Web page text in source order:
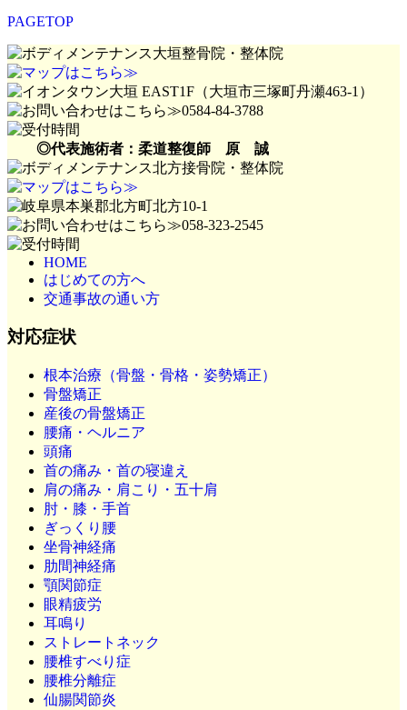
PAGETOP
◎代表施術者：柔道整復師 原 誠
HOME
はじめての方へ
交通事故の通い方
対応症状
根本治療（骨盤・骨格・姿勢矯正）
骨盤矯正
産後の骨盤矯正
腰痛・ヘルニア
頭痛
首の痛み・首の寝違え
肩の痛み・肩こり・五十肩
肘・膝・手首
ぎっくり腰
坐骨神経痛
肋間神経痛
顎関節症
眼精疲労
耳鳴り
ストレートネック
腰椎すべり症
腰椎分離症
仙腸関節炎